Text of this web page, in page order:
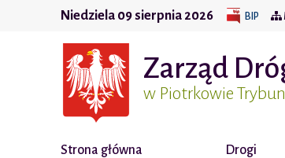
Niedziela 09 sierpnia 2026 BIP
Zarząd
w Piotrkowie
Strona główna Drogi